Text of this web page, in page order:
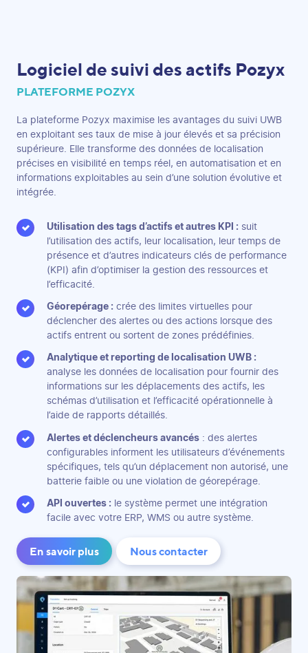
Logiciel de suivi des actifs Pozyx
PLATEFORME POZYX
La plateforme Pozyx maximise les avantages du suivi UWB
en exploitant ses taux de mise à jour élevés et sa précision
supérieure. Elle transforme des données de localisation
précises en visibilité en temps réel, en automatisation et en
informations exploitables au sein d’une solution évolutive et
intégrée.
Utilisation des tags d’actifs et autres KPI : suit
l’utilisation des actifs, leur localisation, leur temps de
présence et d’autres indicateurs clés de performance
(KPI) afin d’optimiser la gestion des ressources et
l’efficacité.
Géorepérage : crée des limites virtuelles pour
déclencher des alertes ou des actions lorsque des
actifs entrent ou sortent de zones prédéfinies.
Analytique et reporting de localisation UWB :
analyse les données de localisation pour fournir des
informations sur les déplacements des actifs, les
schémas d’utilisation et l’efficacité opérationnelle à
l’aide de rapports détaillés.
Alertes et déclencheurs avancés : des alertes
configurables informent les utilisateurs d’événements
spécifiques, tels qu’un déplacement non autorisé, une
batterie faible ou une violation de géorepérage.
API ouvertes : le système permet une intégration
facile avec votre ERP, WMS ou autre système.
En savoir plus Nous contacter